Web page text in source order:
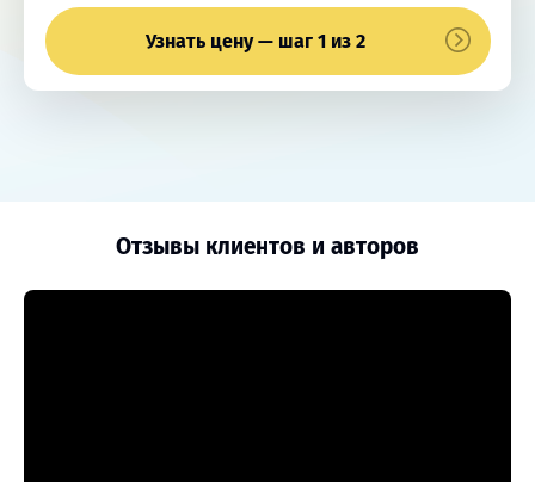
Узнать цену — шаг 1 из 2
Отзывы клиентов и авторов